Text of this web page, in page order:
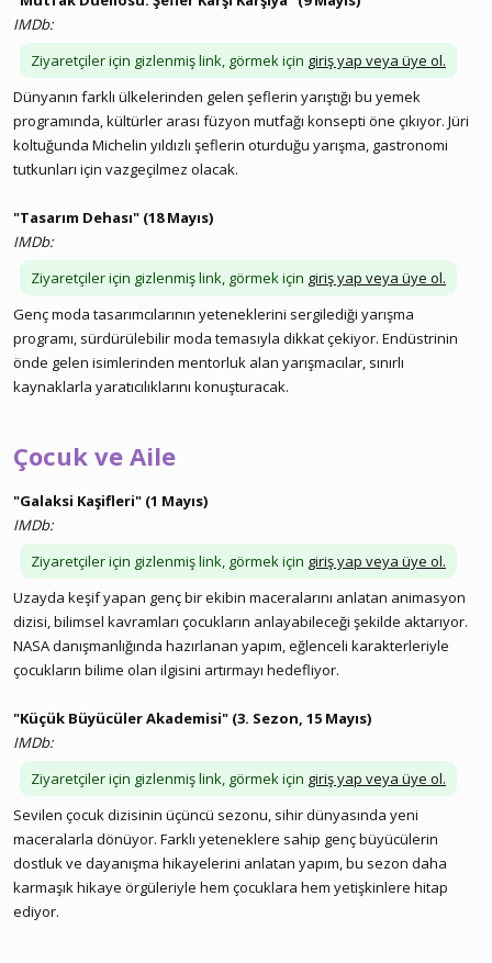
IMDb:
Ziyaretçiler için gizlenmiş link, görmek için giriş yap veya üye ol.
Dünyanın farklı ülkelerinden gelen şeflerin yarıştığı bu yemek
programında, kültürler arası füzyon mutfağı konsepti öne çıkıyor. Jüri
koltuğunda Michelin yıldızlı şeflerin oturduğu yarışma, gastronomi
tutkunları için vazgeçilmez olacak.
"Tasarım Dehası" (18 Mayıs)
IMDb:
Ziyaretçiler için gizlenmiş link, görmek için giriş yap veya üye ol.
Genç moda tasarımcılarının yeteneklerini sergilediği yarışma
programı, sürdürülebilir moda temasıyla dikkat çekiyor. Endüstrinin
önde gelen isimlerinden mentorluk alan yarışmacılar, sınırlı
kaynaklarla yaratıcılıklarını konuşturacak.
Çocuk ve Aile
"Galaksi Kaşifleri" (1 Mayıs)
IMDb:
Ziyaretçiler için gizlenmiş link, görmek için giriş yap veya üye ol.
Uzayda keşif yapan genç bir ekibin maceralarını anlatan animasyon
dizisi, bilimsel kavramları çocukların anlayabileceği şekilde aktarıyor.
NASA danışmanlığında hazırlanan yapım, eğlenceli karakterleriyle
çocukların bilime olan ilgisini artırmayı hedefliyor.
"Küçük Büyücüler Akademisi" (3. Sezon, 15 Mayıs)
IMDb:
Ziyaretçiler için gizlenmiş link, görmek için giriş yap veya üye ol.
Sevilen çocuk dizisinin üçüncü sezonu, sihir dünyasında yeni
maceralarla dönüyor. Farklı yeteneklere sahip genç büyücülerin
dostluk ve dayanışma hikayelerini anlatan yapım, bu sezon daha
karmaşık hikaye örgüleriyle hem çocuklara hem yetişkinlere hitap
ediyor.